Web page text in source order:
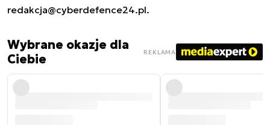
redakcja@cyberdefence24.pl.
Wybrane okazje dla
Ciebie
REKLAMA